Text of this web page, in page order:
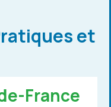
et
France